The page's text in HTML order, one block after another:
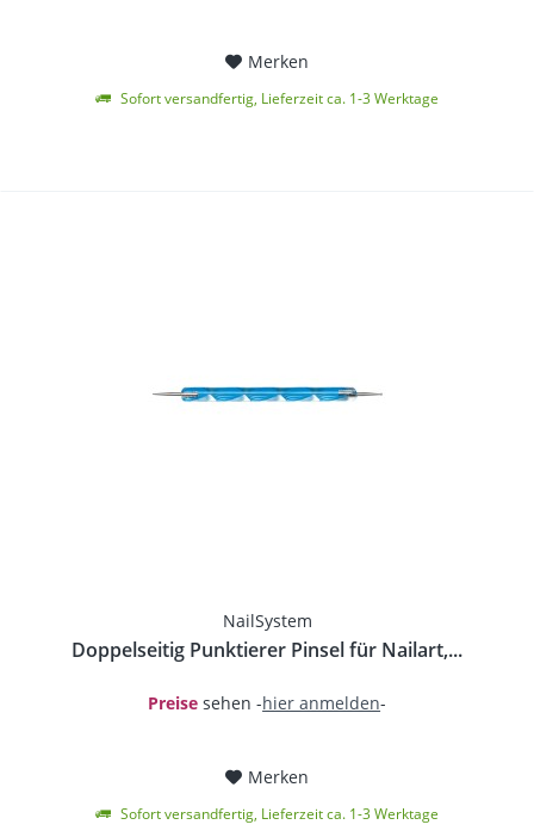
Merken
Sofort versandfertig, Lieferzeit ca. 1-3 Werktage
NailSystem
Doppelseitig Punktierer Pinsel für Nailart,...
Preise sehen -hier anmelden-
Merken
Sofort versandfertig, Lieferzeit ca. 1-3 Werktage